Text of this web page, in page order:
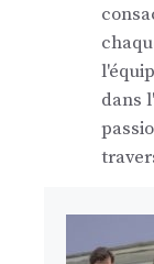
dans